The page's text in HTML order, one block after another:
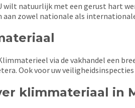
wilt natuurlijk met een gerust hart
zowel nationale als
via de vakhandel een
Ook voor uw
klimmateriaal in